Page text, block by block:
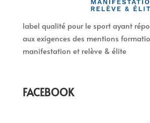
label qualité pour le sport ayant
aux exigences des mentions
manifestation et relève & élite
FACEBOOK